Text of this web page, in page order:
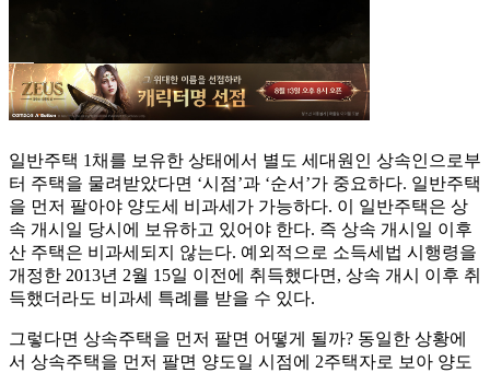
일반주택 1채를 보유한 상태에서 별도 세대원인 상속인으로부
터 주택을 물려받았다면 ‘시점’과 ‘순서’가 중요하다. 일반주택
을 먼저 팔아야 양도세 비과세가 가능하다. 이 일반주택은 상
속 개시일 당시에 보유하고 있어야 한다. 즉 상속 개시일 이후
산 주택은 비과세되지 않는다. 예외적으로 소득세법 시행령을
개정한 2013년 2월 15일 이전에 취득했다면, 상속 개시 이후 취
득했더라도 비과세 특례를 받을 수 있다.
그렇다면 상속주택을 먼저 팔면 어떻게 될까? 동일한 상황에
서 상속주택을 먼저 팔면 양도일 시점에 2주택자로 보아 양도